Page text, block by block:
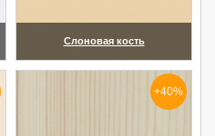
Слоновая кость
+40%